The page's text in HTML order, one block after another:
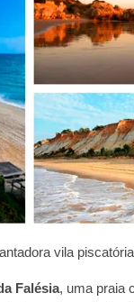
vila
Falésia, uma praia